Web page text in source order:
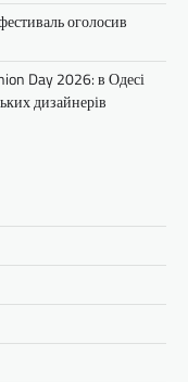
оголосив
Day 2026: в Одесі
дизайнерів